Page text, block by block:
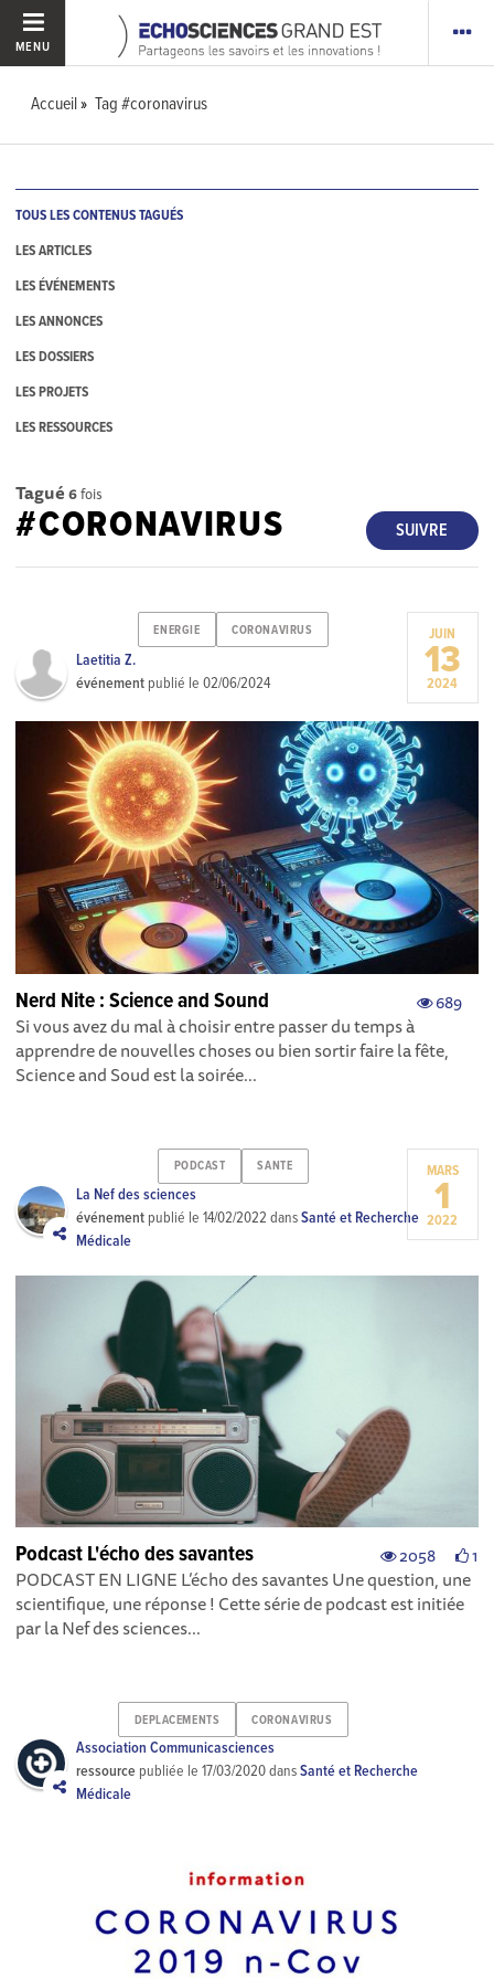
MENU
Accueil Tag #coronavirus
TOUS LES CONTENUS TAGUÉS
LES ARTICLES
LES ÉVÉNEMENTS
LES ANNONCES
LES DOSSIERS
LES PROJETS
LES RESSOURCES
Tagué 6fois
SUIVRE
#CORONAVIRUS
ENERGIE CORONAVIRUS
Laetitia Z.
événement publié le02/06/2024
JUIN
13
2024
689
Nerd Nite : Science and Sound
Si vous avez du mal à choisir entre passer du temps à
apprendre de nouvelles choses ou bien sortir faire la fête,
Science and Soud est la soirée...
PODCAST SANTE
La Nef des sciences
événement publié le14/02/2022 dansSanté et Recherche
Médicale
MARS
1
2022
2058 1
Podcast L'écho des savantes
PODCAST EN LIGNE L’écho des savantes Une question, une
scientifique, une réponse ! Cette série de podcast est initiée
par la Nef des sciences ...
DEPLACEMENTS CORONAVIRUS
Association Communicasciences
ressource publiée le17/03/2020dansSanté et Recherche
Médicale